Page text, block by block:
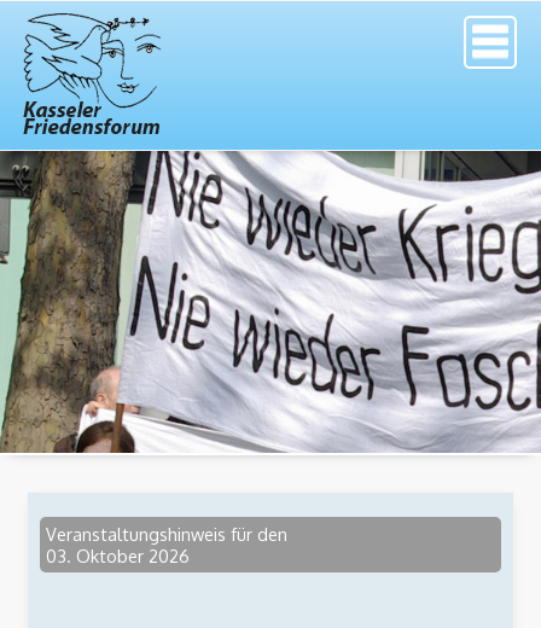
Veranstaltungshinweis für den
03. Oktober 2026